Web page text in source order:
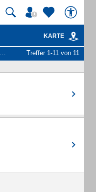
KARTE
Treffer 1-11 von 11